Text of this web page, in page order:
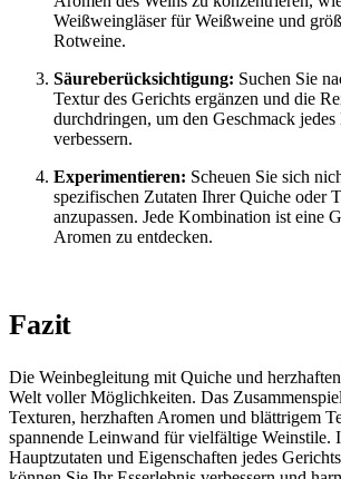
Weißweingläser für Weißweine und
Rotweine.
Säureberücksichtigung: Suchen Sie
Textur des Gerichts ergänzen und die
durchdringen, um den Geschmack jedes
verbessern.
Experimentieren: Scheuen Sie sich
spezifischen Zutaten Ihrer Quiche oder
anzupassen. Jede Kombination ist eine
Aromen zu entdecken.
Fazit
Die Weinbegleitung mit Quiche und
Welt voller Möglichkeiten. Das
Texturen, herzhaften Aromen und blättrigem
spannende Leinwand für vielfältige Weinstile.
Hauptzutaten und Eigenschaften jedes